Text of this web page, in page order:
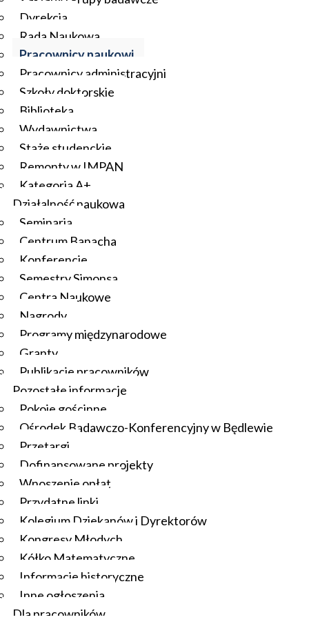
Dyrekcja
Rada Naukowa
Pracownicy naukowi
Pracownicy administracyjni
Szkoły doktorskie
Biblioteka
Wydawnictwa
Staże studenckie
Remonty w IMPAN
Kategoria A+
Działalność naukowa
Seminaria
Centrum Banacha
Konferencje
Semestry Simonsa
Centra Naukowe
Nagrody
Programy międzynarodowe
Granty
Publikacje pracowników
Pozostałe informacje
Pokoje gościnne
Ośrodek Badawczo-Konferencyjny w Będlewie
Przetargi
Dofinansowane projekty
Wnoszenie opłat
Przydatne linki
Kolegium Dziekanów i Dyrektorów
Kongresy Młodych
Kółko Matematyczne
Informacje historyczne
Inne ogłoszenia
Dla pracowników